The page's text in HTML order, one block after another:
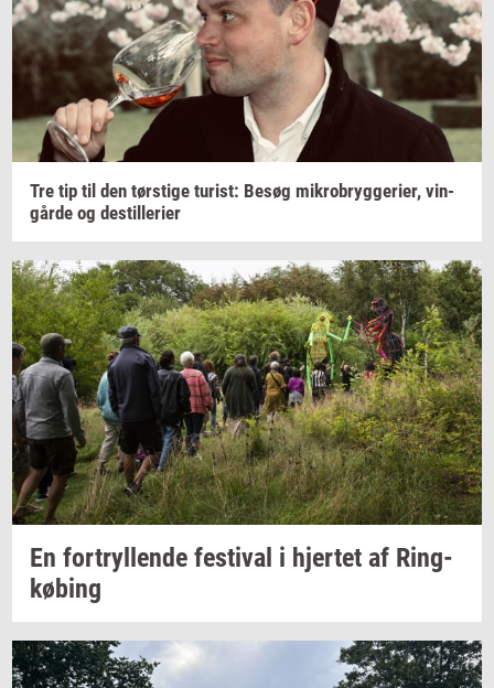
Tre tip til den tørsti­ge turist: Besøg mi­kro­bryg­ge­ri­er, vin­
går­de og destil­le­ri­er
En for­tryl­len­de festi­val i hjer­tet af Ring­
kø­bing